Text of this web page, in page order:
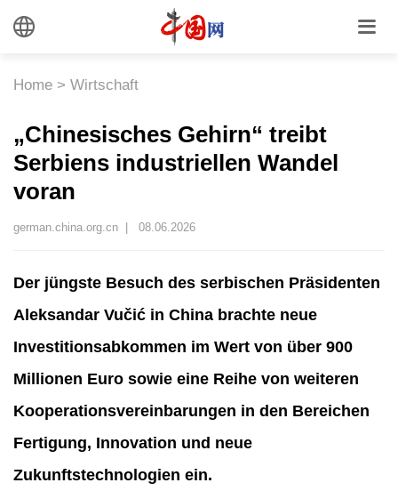
Home > Wirtschaft
„Chinesisches Gehirn“ treibt
Serbiens industriellen Wandel
voran
german.china.org.cn | 08.06.2026
Der jüngste Besuch des serbischen Präsidenten
Aleksandar Vučić in China brachte neue
Investitionsabkommen im Wert von über 900
Millionen Euro sowie eine Reihe von weiteren
Kooperationsvereinbarungen in den Bereichen
Fertigung, Innovation und neue
Zukunftstechnologien ein.